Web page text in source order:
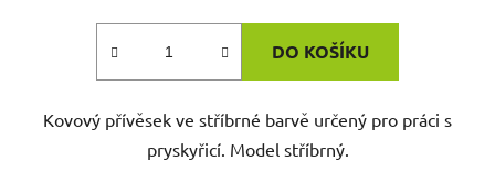
DO KOŠÍKU
Kovový přívěsek ve stříbrné barvě určený pro práci s
pryskyřicí. Model stříbrný.